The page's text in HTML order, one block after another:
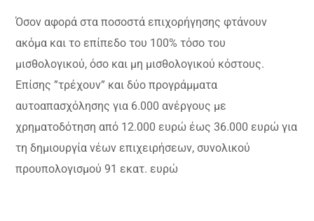
Όσον αφορά στα ποσοστά επιχορήγησης φτάνουν
ακόμα και το επίπεδο του 100% τόσο του
μισθολογικού, όσο και μη μισθολογικού κόστους.
Επίσης ”τρέχουν” και δύο προγράμματα
αυτοαπασχόλησης για 6.000 ανέργους με
χρηματοδότηση από 12.000 ευρώ έως 36.000 ευρώ για
τη δημιουργία νέων επιχειρήσεων, συνολικού
προυπολογισμού 91 εκατ. ευρώ